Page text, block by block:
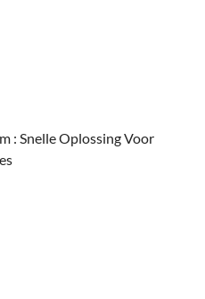
: Snelle Oplossing Voor